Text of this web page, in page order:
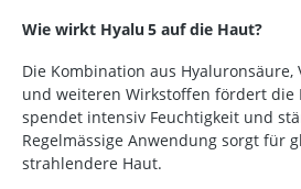
Wie wirkt Hyalu5 auf die Haut?
Die Kombination aus Hyaluronsäure,
und weiteren Wirkstoffen fördert die
spendet intensiv Feuchtigkeit und
Regelmässige Anwendung sorgt für
strahlendere Haut.